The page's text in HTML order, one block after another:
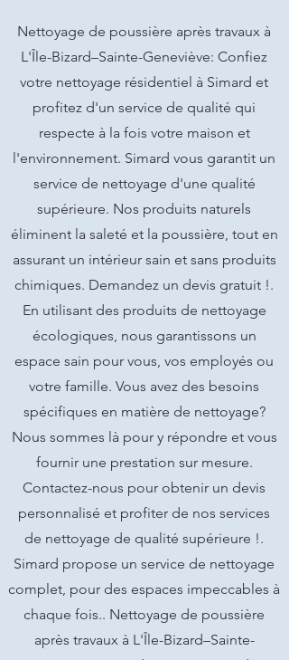
Nettoyage de poussière après travaux à
L'Île-Bizard–Sainte-Geneviève: Confiez
votre nettoyage résidentiel à Simard et
profitez d'un service de qualité qui
respecte à la fois votre maison et
l'environnement. Simard vous garantit un
service de nettoyage d'une qualité
supérieure. Nos produits naturels
éliminent la saleté et la poussière, tout en
assurant un intérieur sain et sans produits
chimiques. Demandez un devis gratuit !.
En utilisant des produits de nettoyage
écologiques, nous garantissons un
espace sain pour vous, vos employés ou
votre famille. Vous avez des besoins
spécifiques en matière de nettoyage?
Nous sommes là pour y répondre et vous
fournir une prestation sur mesure.
Contactez-nous pour obtenir un devis
personnalisé et profiter de nos services
de nettoyage de qualité supérieure !.
Simard propose un service de nettoyage
complet, pour des espaces impeccables à
chaque fois.. Nettoyage de poussière
après travaux à L'Île-Bizard–Sainte-